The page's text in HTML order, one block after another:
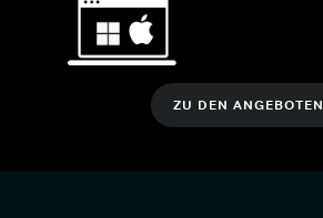
ZU DEN ANGEBOTEN